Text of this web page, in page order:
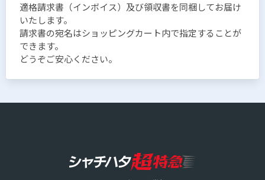
適格請求書（インボイス）及び領収書を同梱してお届け
いたします。
請求書の宛名はショッピングカート内で指定することが
できます。
どうぞご安心ください。